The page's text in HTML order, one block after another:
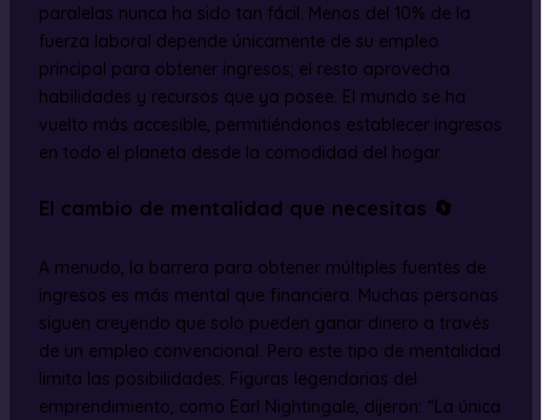
paralelas nunca ha sido tan fácil. Menos del 10% de la
fuerza laboral depende únicamente de su empleo
principal para obtener ingresos; el resto aprovecha
habilidades y recursos que ya posee. El mundo se ha
vuelto más accesible, permitiéndonos establecer ingresos
en todo el planeta desde la comodidad del hogar.
El cambio de mentalidad que necesitas 🔄
A menudo, la barrera para obtener múltiples fuentes de
ingresos es más mental que financiera. Muchas personas
siguen creyendo que solo pueden ganar dinero a través
de un empleo convencional. Pero este tipo de mentalidad
limita las posibilidades. Figuras legendarias del
emprendimiento, como Earl Nightingale, dijeron: “La única